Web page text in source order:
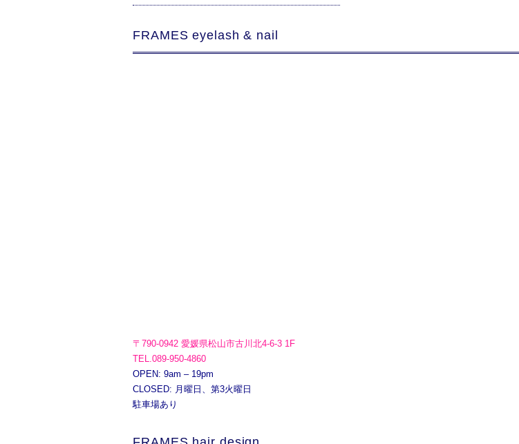
FRAMES eyelash & nail
〒790-0942 愛媛県松山市古川北4-6-3 1F
TEL.089-950-4860
OPEN: 9am – 19pm
CLOSED: 月曜日、第3火曜日
駐車場あり